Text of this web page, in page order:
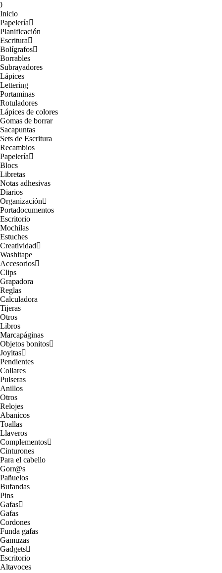
Inicio
Papelería
Planificación
Escritura
Bolígrafos
Borrables
Subrayadores
Lápices
Lettering
Portaminas
Rotuladores
Lápices de colores
Gomas de borrar
Sacapuntas
Sets de Escritura
Recambios
Papelería
Blocs
Libretas
Notas adhesivas
Diarios
Organización
Portadocumentos
Escritorio
Mochilas
Estuches
Creatividad
Washitape
Accesorios
Clips
Grapadora
Reglas
Calculadora
Tijeras
Otros
Libros
Marcapáginas
Objetos bonitos
Joyitas
Pendientes
Collares
Pulseras
Anillos
Otros
Relojes
Abanicos
Toallas
Llaveros
Complementos
Cinturones
Para el cabello
Gorr@s
Pañuelos
Bufandas
Pins
Gafas
Gafas
Cordones
Funda gafas
Gamuzas
Gadgets
Escritorio
Altavoces